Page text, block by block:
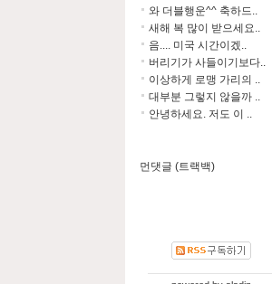
와 더블행운^^ 축하드..
새해 복 많이 받으세요..
음.... 미국 시간이겠..
버리기가 사들이기보다..
이상하게 로맹 가리의 ..
대부분 그렇지 않을까 ..
안녕하세요. 저도 이 ..
먼댓글 (트랙백)